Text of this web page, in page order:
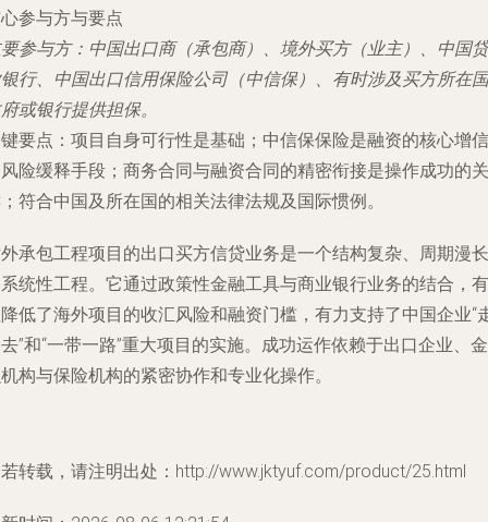
参与方与要点
参与方：中国出口商（承包商）、境外买方（业主）、中国贷
行、中国出口信用保险公司（中信保）、有时涉及买方所在国
或银行提供担保。
要点 ：项目自身可行性是基础；中信保保险是融资的核心增信
险缓释手段；商务合同与融资合同的精密衔接是操作成功的关
符合中国及所在国的相关法律法规及国际惯例。
承包工程项目的出口买方信贷业务是一个结构复杂、周期漫长
统性工程。它通过政策性金融工具与商业银行业务的结合，有
低了海外项目的收汇风险和融资门槛，有力支持了中国企业“
”和“一带一路”重大项目的实施。成功运作依赖于出口企业、金
构与保险机构的紧密协作和专业化操作。
转载，请注明出处：http://www.jktyuf.com/product/25.html